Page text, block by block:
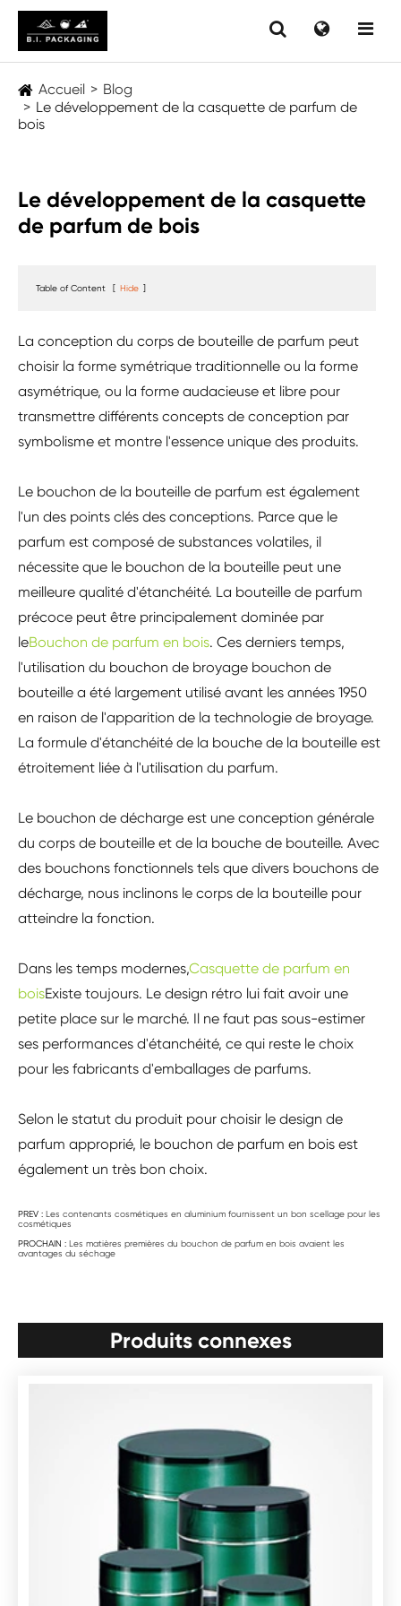
Accueil
Blog
Le développement de la casquette de parfum de
bois
Le développement de la casquette
de parfum de bois
Table of Content [ Hide ]
La conception du corps de bouteille de parfum peut
choisir la forme symétrique traditionnelle ou la forme
asymétrique, ou la forme audacieuse et libre pour
transmettre différents concepts de conception par
symbolisme et montre l'essence unique des produits.
Le bouchon de la bouteille de parfum est également
l'un des points clés des conceptions. Parce que le
parfum est composé de substances volatiles, il
nécessite que le bouchon de la bouteille peut une
meilleure qualité d'étanchéité. La bouteille de parfum
précoce peut être principalement dominée par
leBouchon de parfum en bois. Ces derniers temps,
l'utilisation du bouchon de broyage bouchon de
bouteille a été largement utilisé avant les années 1950
en raison de l'apparition de la technologie de broyage.
La formule d'étanchéité de la bouche de la bouteille est
étroitement liée à l'utilisation du parfum.
Le bouchon de décharge est une conception générale
du corps de bouteille et de la bouche de bouteille. Avec
des bouchons fonctionnels tels que divers bouchons de
décharge, nous inclinons le corps de la bouteille pour
atteindre la fonction.
Dans les temps modernes,Casquette de parfum en
boisExiste toujours. Le design rétro lui fait avoir une
petite place sur le marché. Il ne faut pas sous-estimer
ses performances d'étanchéité, ce qui reste le choix
pour les fabricants d'emballages de parfums.
Selon le statut du produit pour choisir le design de
parfum approprié, le bouchon de parfum en bois est
également un très bon choix.
PREV : Les contenants cosmétiques en aluminium fournissent un bon scellage pour les
cosmétiques
PROCHAIN : Les matières premières du bouchon de parfum en bois avaient les
avantages du séchage
Produits connexes